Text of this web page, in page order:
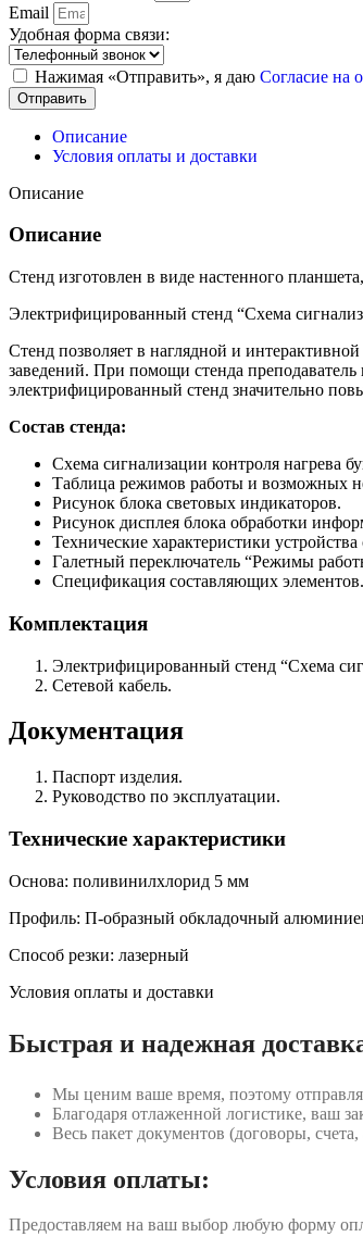
Email
Удобная форма связи:
Нажимая «Отправить», я даю Согласие на
Отправить
Описание
Условия оплаты и доставки
Описание
Описание
Стенд изготовлен в виде настенного
Электрифицированный стенд “Схема
Стенд позволяет в наглядной и
заведений. При помощи стенда
электрифицированный стенд значительно
Состав стенда:
Схема сигнализации контроля нагрева
Таблица режимов работы и возможных
Рисунок блока световых индикаторов.
Рисунок дисплея блока обработки
Технические характеристики
Галетный переключатель “Режимы
Спецификация составляющих элементов.
Комплектация
Электрифицированный стенд “Схема
Сетевой кабель.
Документация
Паспорт изделия.
Руководство по эксплуатации.
Технические характеристики
Основа: поливинилхлорид 5 мм
Профиль: П-образный обкладочный
Способ резки: лазерный
Условия оплаты и доставки
Быстрая и надежная
Мы ценим ваше время, поэтому
Благодаря отлаженной логистике, ваш
Весь пакет документов (договоры,
Условия оплаты:
Предоставляем на ваш выбор любую форму